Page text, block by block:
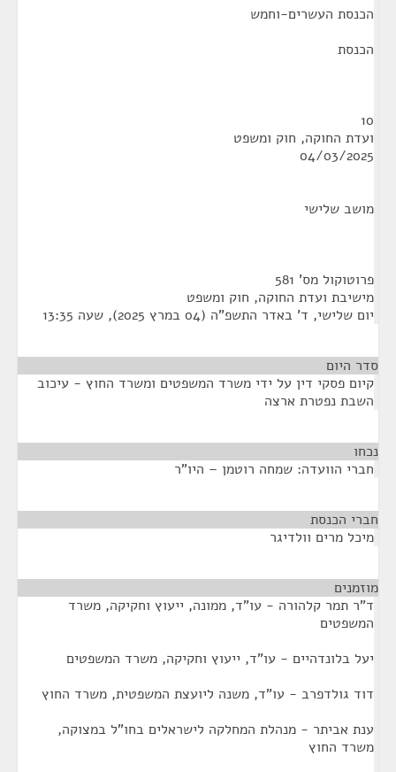
הכנסת העשרים-וחמש
הכנסת
10
ועדת החוקה, חוק ומשפט
04/03/2025
מושב שלישי
פרוטוקול מס' 581
מישיבת ועדת החוקה, חוק ומשפט
יום שלישי, ד' באדר התשפ"ה (04 במרץ 2025), שעה 13:35
סדר היום
קיום פסקי דין על ידי משרד המשפטים ומשרד החוץ - עיכוב
השבת נפטרת ארצה
נכחו
חברי הוועדה: שמחה רוטמן – היו"ר
חברי הכנסת
מיכל מרים וולדיגר
מוזמנים
ד"ר תמר קלהורה - עו"ד, ממונה, ייעוץ וחקיקה, משרד
המשפטים
יעל בלונדהיים - עו"ד, ייעוץ וחקיקה, משרד המשפטים
דוד גולדפרב - עו"ד, משנה ליועצת המשפטית, משרד החוץ
ענת אביתר - מנהלת המחלקה לישראלים בחו"ל במצוקה,
משרד החוץ